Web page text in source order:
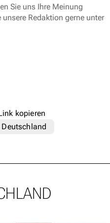
Sie uns Ihre Meinung
Redaktion gerne unter
kopieren
Deutschland